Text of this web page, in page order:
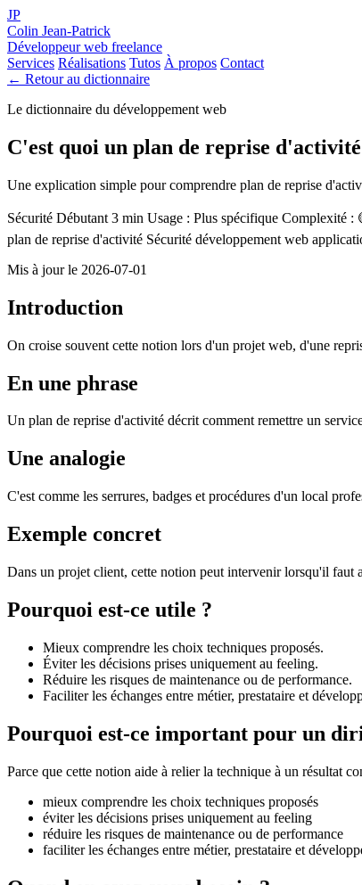
JP
Colin Jean-Patrick
Développeur web freelance
Services Réalisations Tutos À propos Contact
← Retour au dictionnaire
Le dictionnaire du développement web
C'est quoi un plan de reprise
Une explication simple pour comprendre plan de reprise
Sécurité Débutant 3 min Usage : Plus spécifique Complexité :
plan de reprise d'activité Sécurité développement web
Mis à jour le 2026-07-01
Introduction
On croise souvent cette notion lors d'un projet web, d'une
En une phrase
Un plan de reprise d'activité décrit comment remettre un
Une analogie
C'est comme les serrures, badges et procédures d'un local
Exemple concret
Dans un projet client, cette notion peut intervenir lorsqu'il faut
Pourquoi est-ce utile ?
Mieux comprendre les choix techniques proposés.
Éviter les décisions prises uniquement au feeling.
Réduire les risques de maintenance ou de performance.
Faciliter les échanges entre métier, prestataire et
Pourquoi est-ce important pour un
Parce que cette notion aide à relier la technique à un résultat
mieux comprendre les choix techniques proposés
éviter les décisions prises uniquement au feeling
réduire les risques de maintenance ou de performance
faciliter les échanges entre métier, prestataire et